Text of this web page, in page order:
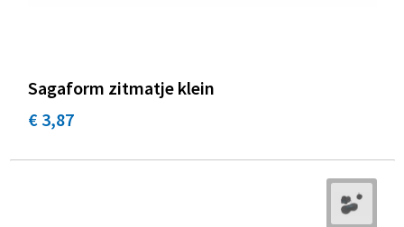
Sagaform zitmatje klein
€ 3,87